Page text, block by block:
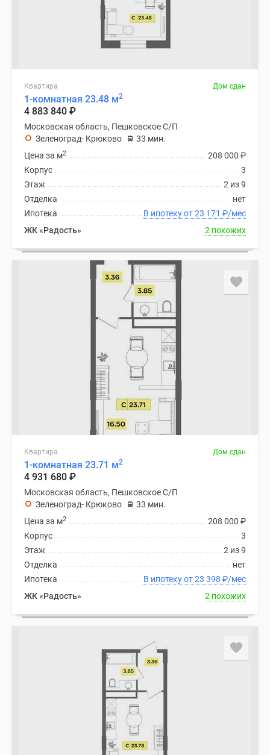
Квартира Дом сдан
1-комнатная 23.48 м2
4 883 840 ₽
Московская область, Пешковское С/П
Зеленоград- Крюково
33 мин.
208 000 ₽
Цена за м2
3
Корпус
2 из 9
Этаж
нет
Отделка
В ипотеку от 23 171 ₽/мес
Ипотека
ЖК «Радость»
2 похожих
Квартира Дом сдан
1-комнатная 23.71 м2
4 931 680 ₽
Московская область, Пешковское С/П
Зеленоград- Крюково
33 мин.
208 000 ₽
Цена за м2
3
Корпус
2 из 9
Этаж
нет
Отделка
В ипотеку от 23 398 ₽/мес
Ипотека
ЖК «Радость»
2 похожих